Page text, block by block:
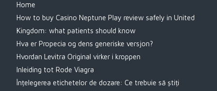
Home
How to buy Casino Neptune Play review safely in United
Kingdom: what patients should know
Hva er Propecia og dens generiske versjon?
Hvordan Levitra Original virker i kroppen
Inleiding tot Rode Viagra
Înțelegerea etichetelor de dozare: Ce trebuie să știți